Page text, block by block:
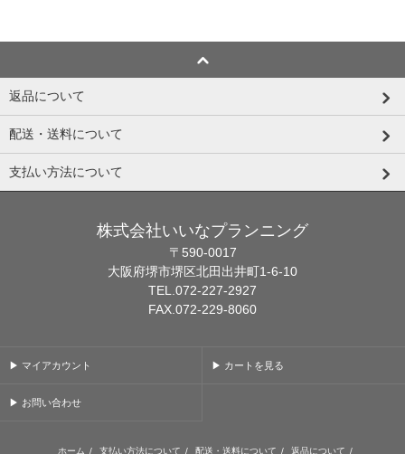
返品について
配送・送料について
支払い方法について
株式会社いいなプランニング
〒590-0017
大阪府堺市堺区北田出井町1-6-10
TEL.072-227-2927
FAX.072-229-8060
▶ マイアカウント ▶ カートを見る
▶ お問い合わせ
ホーム / 支払い方法について / 配送・送料について / 返品について /